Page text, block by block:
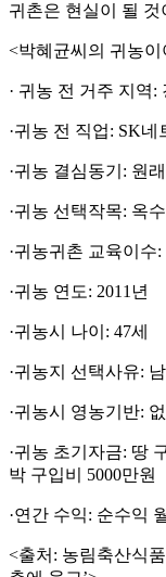
귀촌은 현실이 될 것
<박혜균씨의 귀농이
· 귀농 전 거주 지역:
·귀농 전 직업: SK
·귀농 결심동기: 원
·귀농 선택작목: 옥
·귀농귀촌 교육이수
·귀농 연도: 2011년
·귀농시 나이: 47세
·귀농지 선택사유:
·귀농시 영농기반:
·귀농 초기자금: 땅
박 구입비 5000만원
·연간 수익: 순수익
<출처: 농림축산식